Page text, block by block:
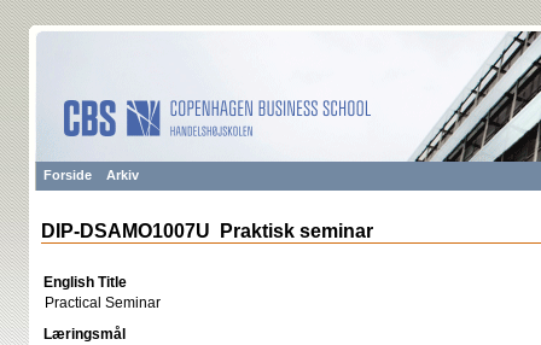
Forside Arkiv
DIP-DSAMO1007U Praktisk seminar
English Title
Practical Seminar
Læringsmål